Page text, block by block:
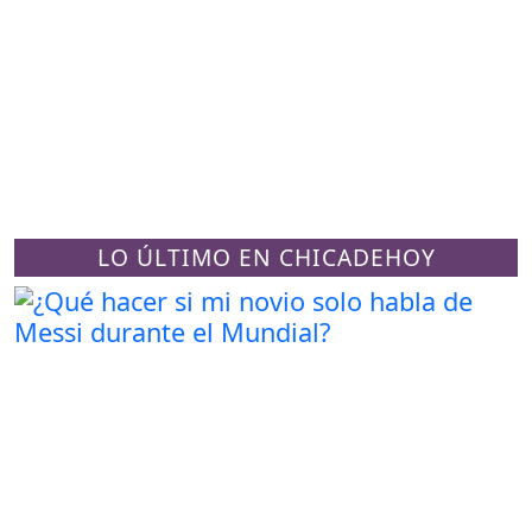
LO ÚLTIMO EN CHICADEHOY